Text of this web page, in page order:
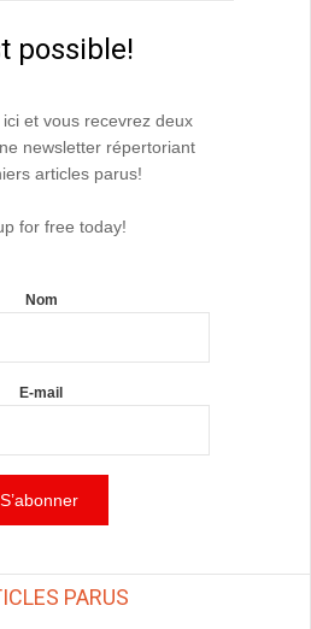
possible!
et vous recevrez deux
newsletter répertoriant
articles parus!
for free today!
Nom
E-mail
PARUS